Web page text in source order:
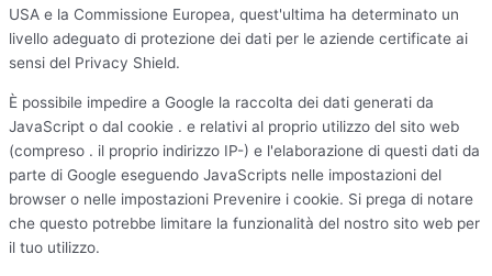
USA e la Commissione Europea, quest'ultima ha determinato un
livello adeguato di protezione dei dati per le aziende certificate ai
sensi del Privacy Shield.
È possibile impedire a Google la raccolta dei dati generati da
JavaScript o dal cookie . e relativi al proprio utilizzo del sito web
(compreso . il proprio indirizzo IP-) e l'elaborazione di questi dati da
parte di Google eseguendo JavaScripts nelle impostazioni del
browser o nelle impostazioni Prevenire i cookie. Si prega di notare
che questo potrebbe limitare la funzionalità del nostro sito web per
il tuo utilizzo.